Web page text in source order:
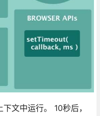
文中运行。 10秒后，